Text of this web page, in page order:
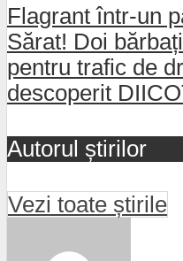
Flagrant într-un
Sărat! Doi
pentru trafic de
descoperit
Autorul știrilor
Vezi toate știrile